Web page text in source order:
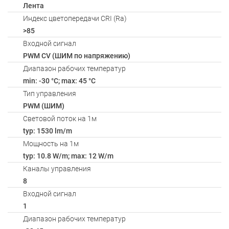
Лента
Индекс цветопередачи CRI (Ra)
>85
Входной сигнал
PWM СV (ШИМ по напряжению)
Диапазон рабочих температур
min: -30 °C; max: 45 °C
Тип управления
PWM (ШИМ)
Световой поток на 1м
typ: 1530 lm/m
Мощность на 1м
typ: 10.8 W/m; max: 12 W/m
Каналы управления
8
Входной сигнал
1
Диапазон рабочих температур